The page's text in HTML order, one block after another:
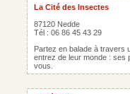
La Cité des Insectes
87120 Nedde
Tél : 06 86 45 43 29
Partez en balade à travers
entrez de leur monde : ses
vous.